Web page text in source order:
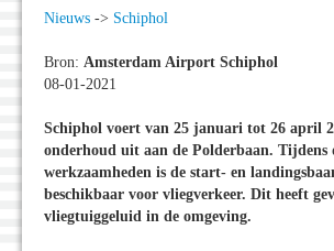
Nieuws -> Schiphol
Bron: Amsterdam Airport Schiphol
08-01-2021
Schiphol voert van 25 januari tot 26 april
onderhoud uit aan de Polderbaan. Tijdens
werkzaamheden is de start- en
beschikbaar voor vliegverkeer. Dit heeft
vliegtuiggeluid in de omgeving.